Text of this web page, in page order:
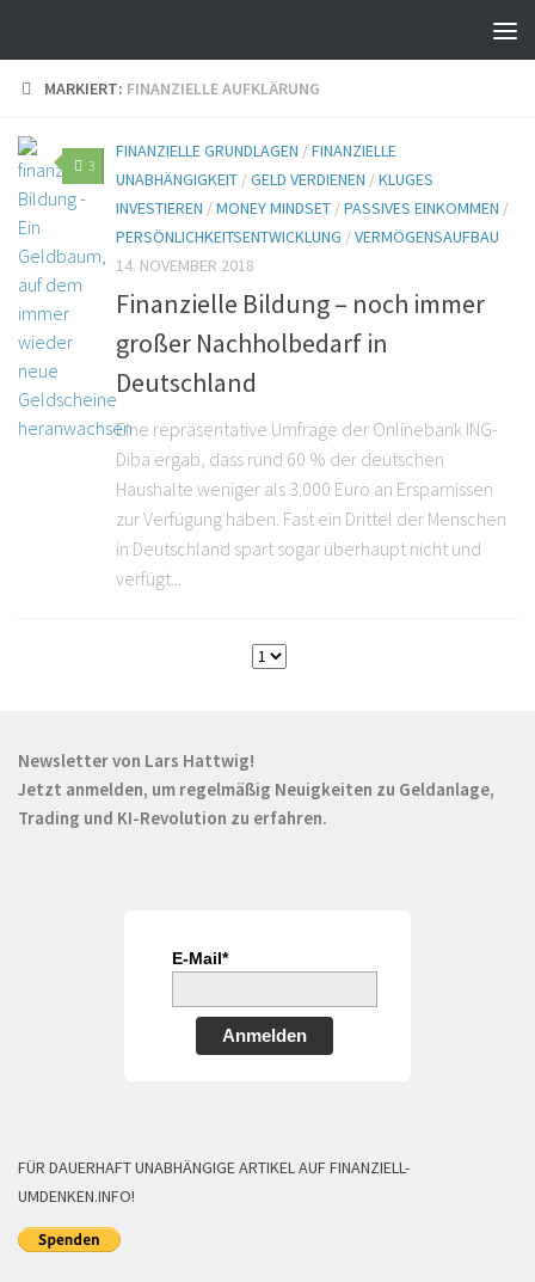
MARKIERT: FINANZIELLE AUFKLÄRUNG
3
FINANZIELLE GRUNDLAGEN /FINANZIELLE
UNABHÄNGIGKEIT /GELD VERDIENEN /KLUGES
INVESTIEREN /MONEY MINDSET /PASSIVES EINKOMMEN /
PERSÖNLICHKEITSENTWICKLUNG /VERMÖGENSAUFBAU
14. NOVEMBER 2018
Finanzielle Bildung – noch immer
großer Nachholbedarf in
Deutschland
Eine repräsentative Umfrage der Onlinebank ING-
Diba ergab, dass rund 60 % der deutschen
Haushalte weniger als 3.000 Euro an Ersparnissen
zur Verfügung haben. Fast ein Drittel der Menschen
in Deutschland spart sogar überhaupt nicht und
verfügt...
Newsletter von Lars Hattwig!
Jetzt anmelden, um regelmäßig Neuigkeiten zu Geldanlage,
Trading und KI-Revolution zu erfahren.
E-Mail*
Anmelden
FÜR DAUERHAFT UNABHÄNGIGE ARTIKEL AUF FINANZIELL-
UMDENKEN.INFO!